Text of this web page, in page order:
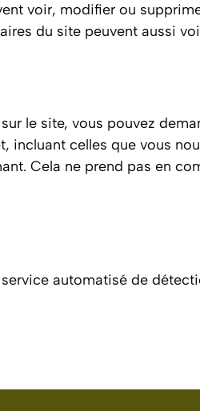
voir, modifier ou
du site peuvent aussi
le site, vous pouvez
celles que vous
Cela ne prend pas en
automatisé de